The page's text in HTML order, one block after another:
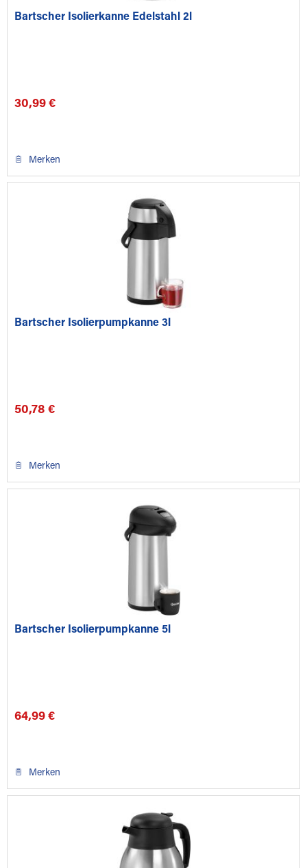
Bartscher Isolierkanne Edelstahl 2l
30,99 €
Merken
Bartscher Isolierpumpkanne 3l
50,78 €
Merken
Bartscher Isolierpumpkanne 5l
64,99 €
Merken